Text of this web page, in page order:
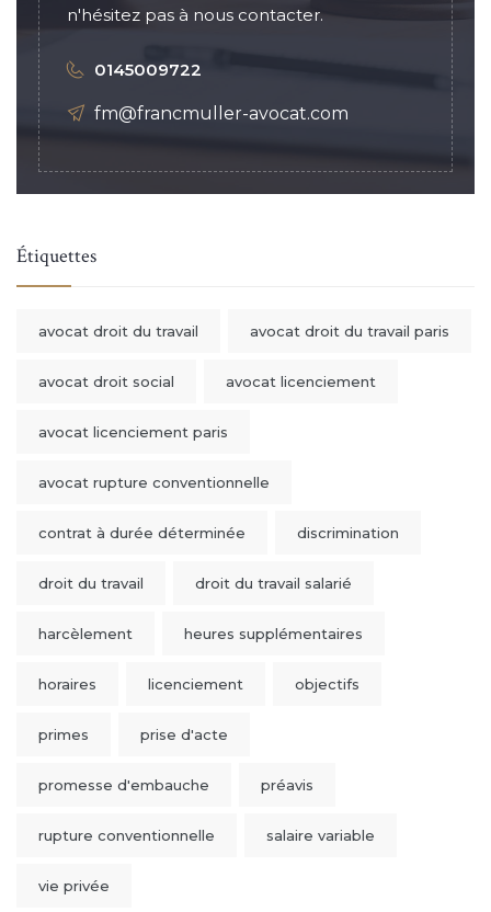
n'hésitez pas à nous contacter.
0145009722
fm@francmuller-avocat.com
Étiquettes
avocat droit du travail avocat droit du travail paris
avocat droit social avocat licenciement
avocat licenciement paris
avocat rupture conventionnelle
contrat à durée déterminée discrimination
droit du travail droit du travail salarié
harcèlement heures supplémentaires
horaires licenciement objectifs
primes prise d'acte
promesse d'embauche préavis
rupture conventionnelle salaire variable
vie privée